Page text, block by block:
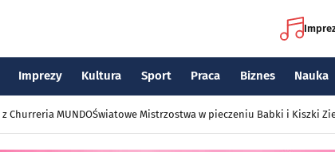
Imprezy Kultura Sport Praca Biznes Nauka
z Churreria MUNDOŚwiatowe Mistrzostwa w pieczeniu Babki i Kiszki